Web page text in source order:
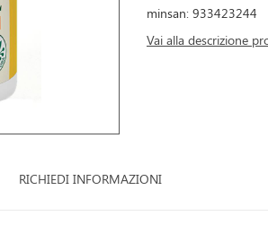
minsan: 933423244
Vai alla descrizione
RICHIEDI INFORMAZIONI